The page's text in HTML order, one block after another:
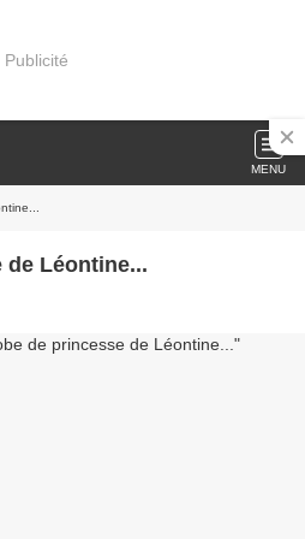
Publicité
MENU
de Léontine...